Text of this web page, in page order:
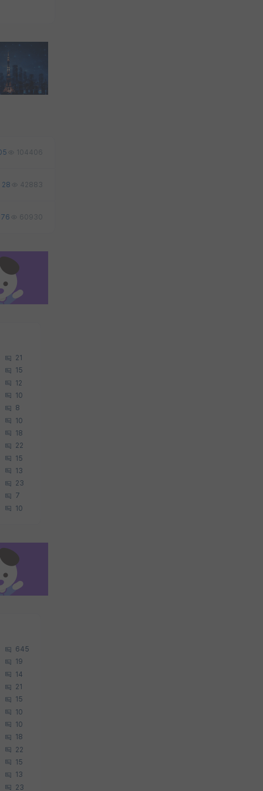
104406
28 42883
76 60930
21
15
12
10
8
10
18
22
15
13
23
7
10
645
19
14
21
15
10
10
18
22
15
13
23